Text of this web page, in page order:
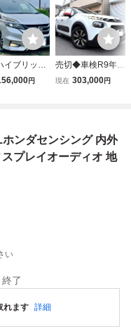
イブリッド
レナ ハイウ
フリップ
モニター
円
売切◆車検R9年9
月/走行72300km
カメラ/クルコン/E
TC★機関快調/綺
現在 303,000円
ンダセンシング 内外
プレイオーディオ 地
い
終了
れます 詳細